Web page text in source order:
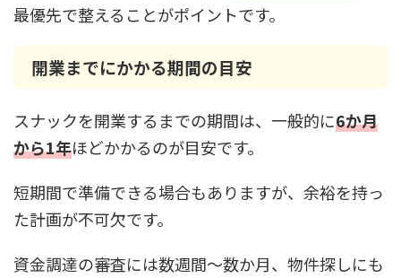
最優先で整えることがポイントです。
開業までにかかる期間の目安
スナックを開業するまでの期間は、一般的に6か月
から1年ほどかかるのが目安です。
短期間で準備できる場合もありますが、余裕を持っ
た計画が不可欠です。
資金調達の審査には数週間〜数か月、物件探しにも